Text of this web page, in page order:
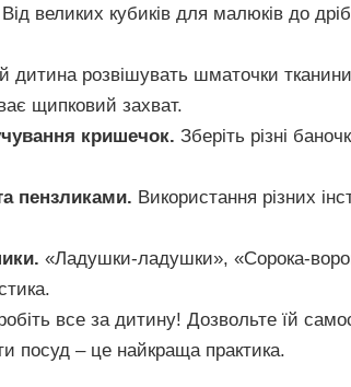
Від великих кубиків для малюків до
дитина розвішувать шматочки
щипковий захват.
кришечок. Зберіть різні
пензликами. Використання різних
«Ладушки-ладушки», «Сорока-
все за дитину! Дозвольте їй
посуд – це найкраща практика.